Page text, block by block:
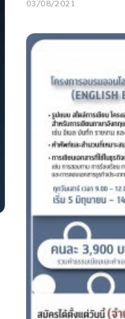
03/08/2021